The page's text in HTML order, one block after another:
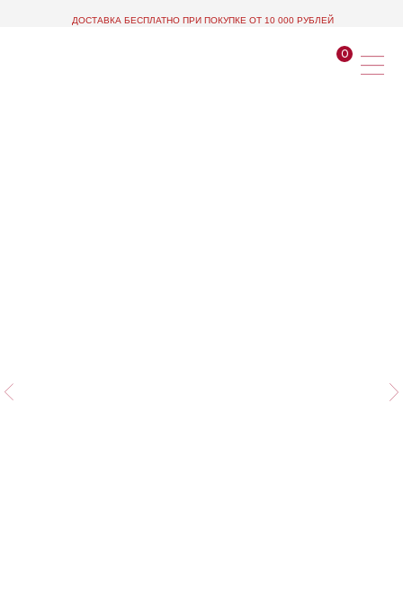
ДОСТАВКА БЕСПЛАТНО ПРИ ПОКУПКЕ ОТ 10 000 РУБЛЕЙ
0